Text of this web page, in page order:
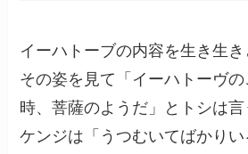
イーハトーブの内容を生き生き
その姿を見て「イーハトーヴ
時、菩薩のようだ」とトシは
ケンジは「うつむいてばかりい